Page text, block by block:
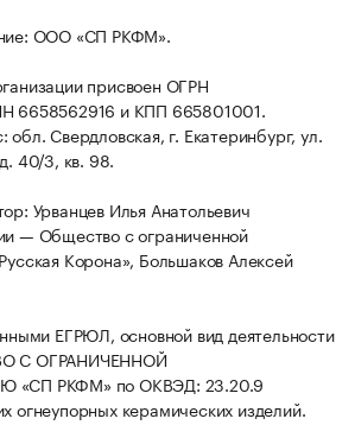
ООО «СП РКФМ».
присвоен ОГРН
6658562916 и КПП 665801001.
Свердловская, г. Екатеринбург, ул.
40/3, кв. 98.
Урванцев Илья Анатольевич
— Общество с ограниченной
Корона», Большаков Алексей
ЕГРЮЛ, основной вид деятельности
С ОГРАНИЧЕННОЙ
«СП РКФМ» по ОКВЭД: 23.20.9
огнеупорных керамических изделий.